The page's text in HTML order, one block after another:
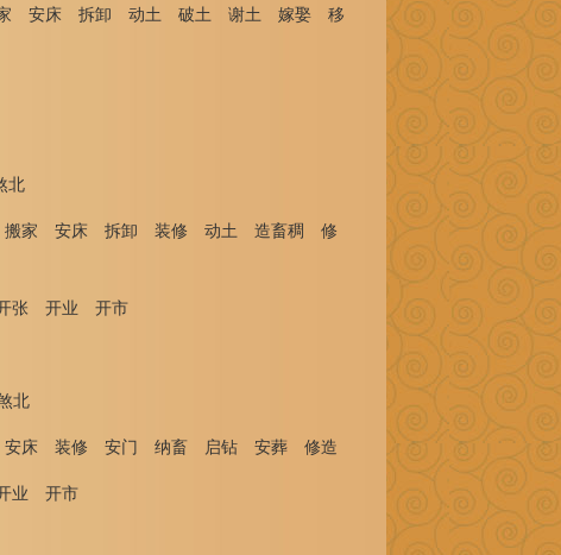
家 安床 拆卸 动土 破土 谢土 嫁娶 移
北
搬家 安床 拆卸 装修 动土 造畜稠 修
张 开业 开市
北
安床 装修 安门 纳畜 启钻 安葬 修造
业 开市